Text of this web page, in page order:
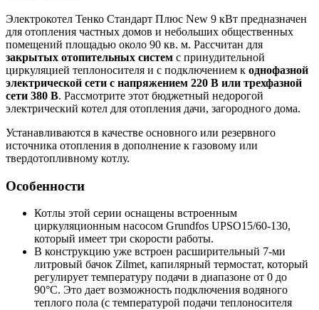
Электрокотел Тенко Стандарт Плюс New 9 кВт предназначен
для отопления частных домов и небольших общественных
помещений площадью около 90 кв. м. Рассчитан для
закрытых отопительных систем с принудительной
циркуляцией теплоносителя и с подключением к однофазной
электрической сети с напряжением 220 В или трехфазной
сети 380 В. Рассмотрите этот бюджетный недорогой
электрический котел для отопления дачи, загородного дома.
Устанавливаются в качестве основного или резервного
источника отопления в дополнение к газовому или
твердотопливному котлу.
Особенности
Котлы этой серии оснащены встроенным
циркуляционным насосом Grundfos UPSO15/60-130,
который имеет три скорости работы.
В конструкцию уже встроен расширительный 7-ми
литровый бачок Zilmet, капилярный термостат, который
регулирует температуру подачи в диапазоне от 0 до
90°С. Это дает возможность подключения водяного
теплого пола (с температурой подачи теплоносителя